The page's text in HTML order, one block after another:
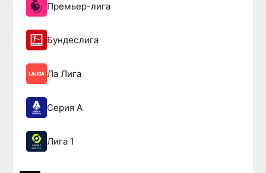
Премьер-лига
Бундеслига
Ла Лига
Серия А
Лига 1